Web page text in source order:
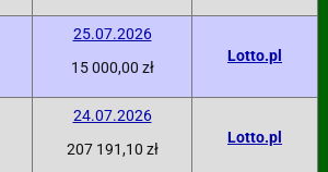
25.07.2026
15 000,00 zł
Lotto.pl
24.07.2026
207 191,10 zł
Lotto.pl